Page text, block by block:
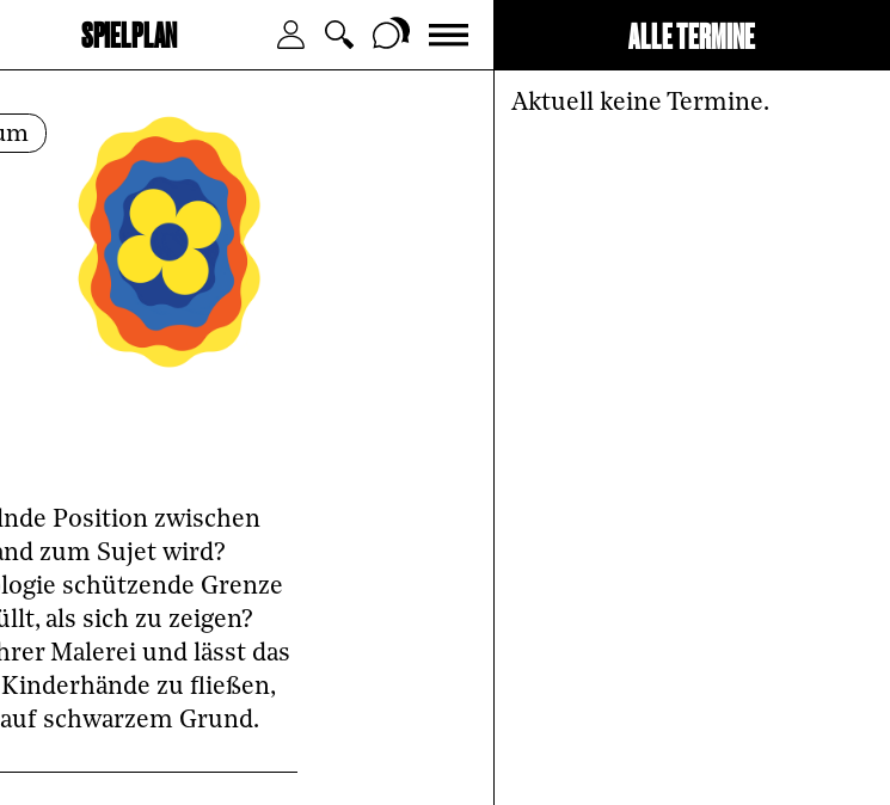
springen Zum Footer springen
SPIELPLAN
Position zwischen
zum Sujet wird?
schützende Grenze
als sich zu zeigen?
Malerei und lässt das
zu fließen,
schwarzem Grund.
ALLE TERMINE
Aktuell keine Termine.